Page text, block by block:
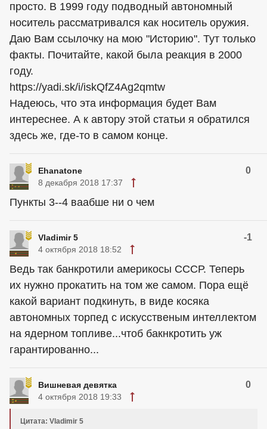
просто. В 1999 году подводный автономный
носитель рассматривался как носитель оружия.
Даю Вам ссылочку на мою "Историю". Тут только
факты. Почитайте, какой была реакция в 2000
году.
https://yadi.sk/i/iskQfZ4Ag2qmtw
Надеюсь, что эта информация будет Вам
интереснее. А к автору этой статьи я обратился
здесь же, где-то в самом конце.
Ehanatone 0
8 декабря 2018 17:37
Пункты 3--4 ваабше ни о чем
Vladimir 5 -1
4 октября 2018 18:52
Ведь так банкротили америкосы СССР. Теперь
их нужно прокатить на том же самом. Пора ещё
какой вариант подкинуть, в виде косяка
автономных торпед с искусственым интеллектом
на ядерном топливе...чтоб бакнкротить уж
гарантированно...
Вишневая девятка 0
4 октября 2018 19:33
Цитата: Vladimir 5